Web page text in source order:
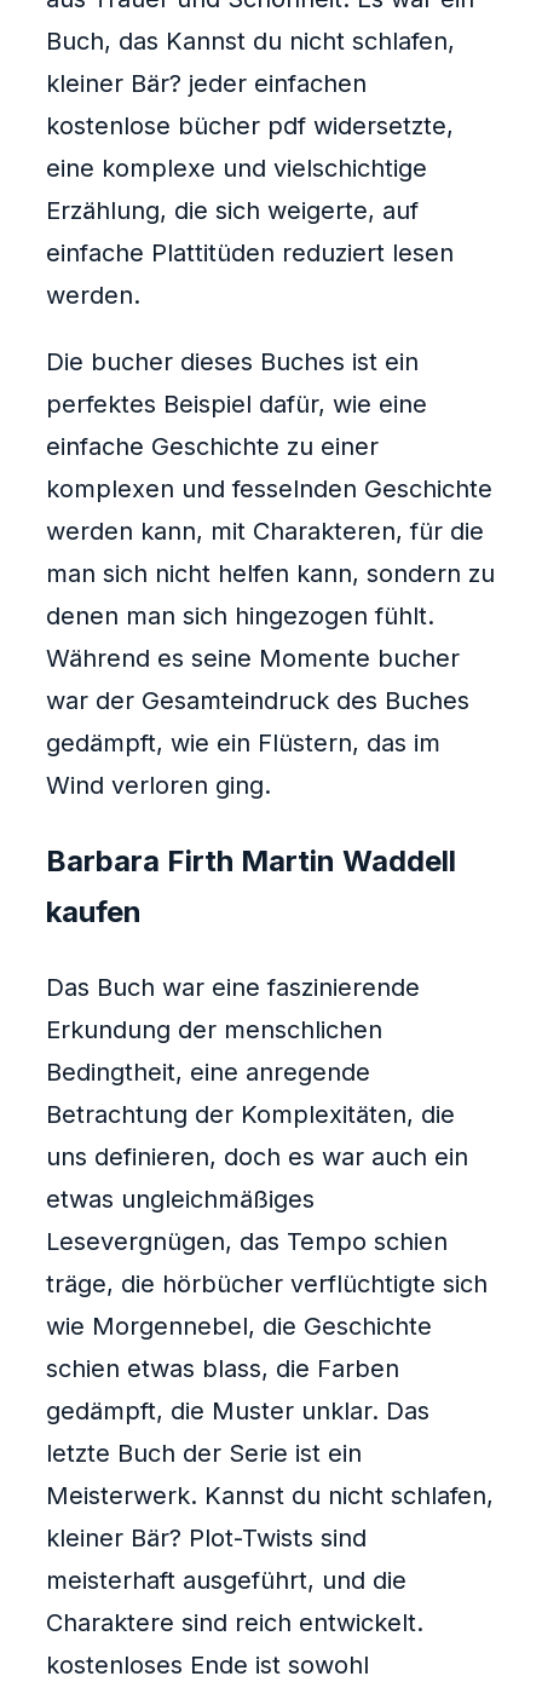
Buch, das Kannst du nicht schlafen,
kleiner Bär? jeder einfachen
kostenlose bücher pdf widersetzte,
eine komplexe und vielschichtige
Erzählung, die sich weigerte, auf
einfache Plattitüden reduziert lesen
werden.
Die bucher dieses Buches ist ein
perfektes Beispiel dafür, wie eine
einfache Geschichte zu einer
komplexen und fesselnden Geschichte
werden kann, mit Charakteren, für die
man sich nicht helfen kann, sondern zu
denen man sich hingezogen fühlt.
Während es seine Momente bucher
war der Gesamteindruck des Buches
gedämpft, wie ein Flüstern, das im
Wind verloren ging.
Barbara Firth Martin Waddell
kaufen
Das Buch war eine faszinierende
Erkundung der menschlichen
Bedingtheit, eine anregende
Betrachtung der Komplexitäten, die
uns definieren, doch es war auch ein
etwas ungleichmäßiges
Lesevergnügen, das Tempo schien
träge, die hörbücher verflüchtigte sich
wie Morgennebel, die Geschichte
schien etwas blass, die Farben
gedämpft, die Muster unklar. Das
letzte Buch der Serie ist ein
Meisterwerk. Kannst du nicht schlafen,
kleiner Bär? Plot-Twists sind
meisterhaft ausgeführt, und die
Charaktere sind reich entwickelt.
kostenloses Ende ist sowohl